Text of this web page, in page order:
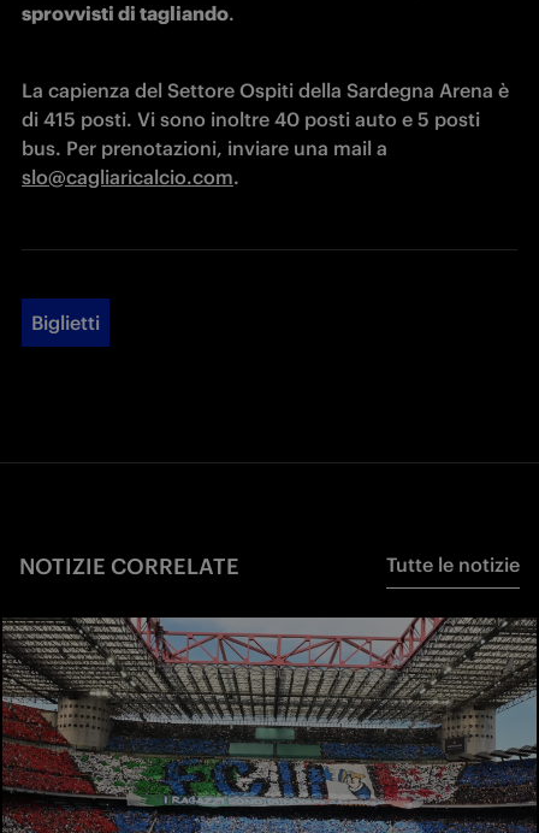
sprovvisti di tagliando.
La capienza del Settore Ospiti della Sardegna Arena è
di 415 posti. Vi sono inoltre 40 posti auto e 5 posti
slo@cagliaricalcio.com.
Biglietti
NOTIZIE CORRELATE Tutte le notizie